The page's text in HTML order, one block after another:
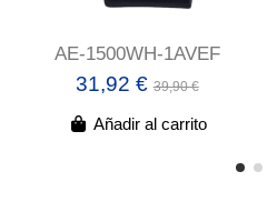
AE-1500WH-1AVEF
31,92 €39,90 €
Añadir al carrito